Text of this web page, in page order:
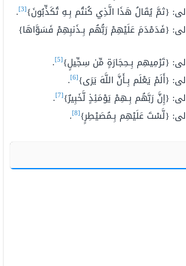
{ثمَّ يُقَالُ هَذَا الَّذِي كُنتُم بِـهِ تُكَذِّبُونَ}[3]
.
{فَدَمْدَمَ عَلَيْهِمْ رَبُّهُم بِـذَنبِهِمْ فَسَوَّاهَا}
{تَرْمِيهِم بِـحِجَارَةٍ مِّن سِجِّيلٍ}[5]
.
{أَلَمْ يَعْلَم بِـأَنَّ اللَّهَ يَرَى}[6]
.
{إِنَّ رَبَّهُم بِـهِمْ يَوْمَئِذٍ لَّخَبِيرٌ}[7]
.
{لَّسْتَ عَلَيْهِم بِـمُصَيْطِرٍ}[8]
.